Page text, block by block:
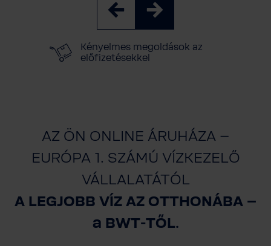
Kényelmes és biztonságos
fizetés
AZ ÖN ONLINE ÁRUHÁZA –
EURÓPA 1. SZÁMÚ VÍZKEZELŐ
VÁLLALATÁTÓL
A LEGJOBB VÍZ AZ OTTHONÁBA –
a BWT-TŐL.